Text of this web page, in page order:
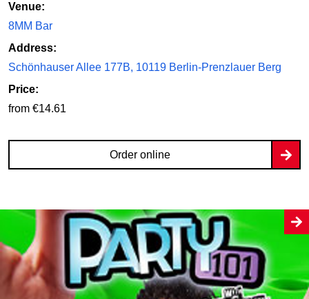
Venue:
8MM Bar
Address:
Schönhauser Allee 177B, 10119 Berlin-Prenzlauer Berg
Price:
from €14.61
Order online